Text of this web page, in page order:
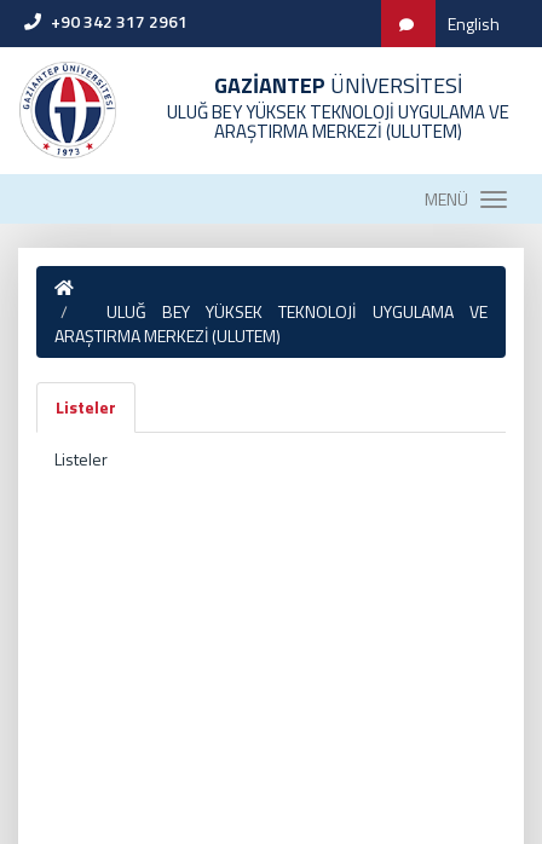
+90 342 317 2961 English
GAZİANTEP ÜNİVERSİTESİ
ULUĞ BEY YÜKSEK TEKNOLOJİ UYGULAMA VE
ARAŞTIRMA MERKEZİ (ULUTEM)
MENÜ
ULUĞ BEY YÜKSEK TEKNOLOJİ UYGULAMA VE
ARAŞTIRMA MERKEZİ (ULUTEM)
Listeler
Listeler